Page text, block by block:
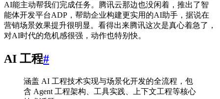
AI能主动帮我们完成任务。腾讯云那边也没闲着，推出了智
能体开发平台ADP，帮助企业构建更实用的AI助手，据说在
营销场景效果提升很明显。看得出来腾讯这次是真心着急了，
对AI时代的危机感很强，动作也特别快。
AI 工程#
涵盖 AI 工程技术实现与场景化开发的全流程，包
含 Agent 工程架构、工具实践、上下文工程等核心